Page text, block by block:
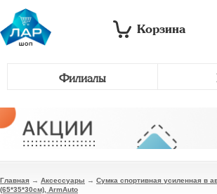
Корзина
Филиалы
Главная → Аксессуары → Сумка спортивная усиленная в
(65*35*30см), ArmAuto